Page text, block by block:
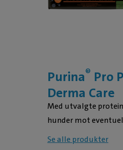
Purina® Pro
Derma Care
Med utvalgte
hunder mot
Se alle produkter